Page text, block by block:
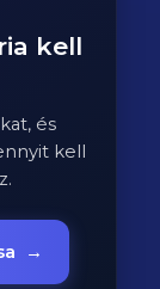
kell
és
kell
→